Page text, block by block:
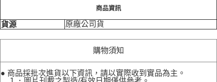
商品資訊
貨源 原廠公司貨
購物須知
● 商品採批次進貨以下資訊，請以實際收到實品為主。